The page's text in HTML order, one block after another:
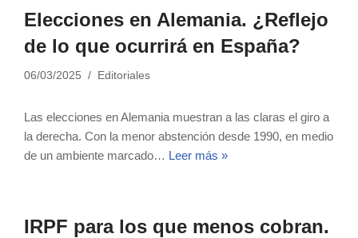
Elecciones en Alemania. ¿Reflejo
de lo que ocurrirá en España?
06/03/2025 Editoriales
Las elecciones en Alemania muestran a las claras el giro a
la derecha. Con la menor abstención desde 1990, en medio
de un ambiente marcado… Leer más »
IRPF para los que menos cobran.